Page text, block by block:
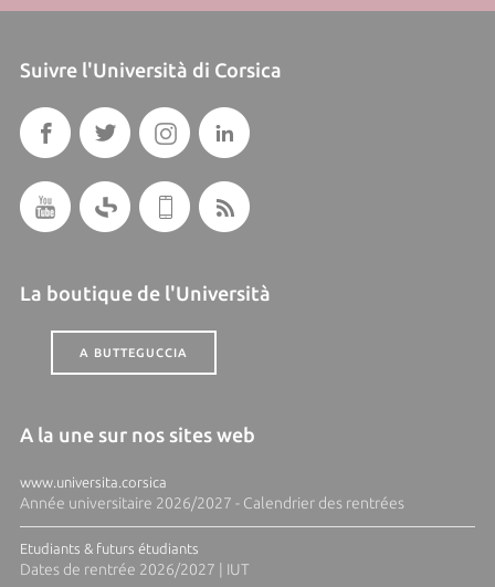
Suivre l'Università di Corsica
La boutique de l'Università
A BUTTEGUCCIA
A la une sur nos sites web
www.universita.corsica
Année universitaire 2026/2027 - Calendrier des rentrées
Etudiants & futurs étudiants
Dates de rentrée 2026/2027 | IUT